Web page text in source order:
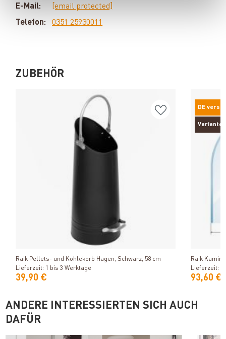
E-Mail:
[email protected]
Telefon:
0351 25930011
ZUBEHÖR
Produkt ansehen
Raik Pellets- und Kohlekorb Hagen, Schwarz, 58 cm
Lieferzeit: 1 bis 3 Werktage
39,90 €
DE
Varianten
Raik Kamin
Lieferzeit: 1
93,60 €
ANDERE INTERESSIERTEN SICH AUCH
DAFÜR